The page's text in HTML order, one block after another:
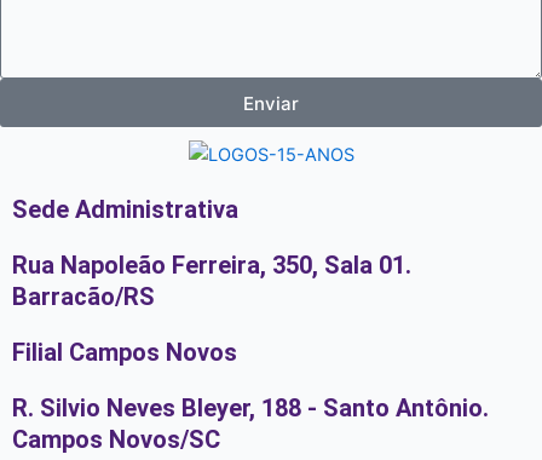
Enviar
Sede Administrativa
Rua Napoleão Ferreira, 350, Sala 01.
Barracão/RS
Filial Campos Novos
R. Silvio Neves Bleyer, 188 - Santo Antônio.
Campos Novos/SC